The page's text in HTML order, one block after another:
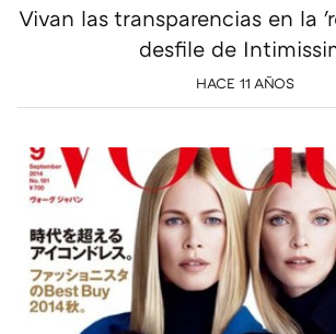
Vivan las transparencias en la
desfile de
HACE 11 AÑOS